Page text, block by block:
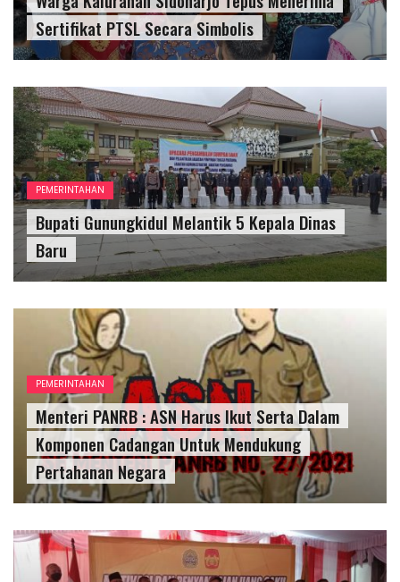
Sertifikat PTSL Secara Simbolis
PEMERINTAHAN
Bupati Gunungkidul Melantik 5 Kepala Dinas
Baru
PEMERINTAHAN
Menteri PANRB : ASN Harus Ikut Serta Dalam
Komponen Cadangan Untuk Mendukung
Pertahanan Negara